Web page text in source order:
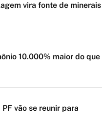
vira fonte de minerais
10.000% maior do que
vão se reunir para